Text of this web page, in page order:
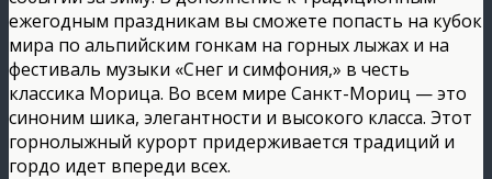
ежегодным праздникам вы сможете попасть на кубок
мира по альпийским гонкам на горных лыжах и на
фестиваль музыки «Снег и симфония,» в честь
классика Морица. Во всем мире Санкт-Мориц — это
синоним шика, элегантности и высокого класса. Этот
горнолыжный курорт придерживается традиций и
гордо идет впереди всех.